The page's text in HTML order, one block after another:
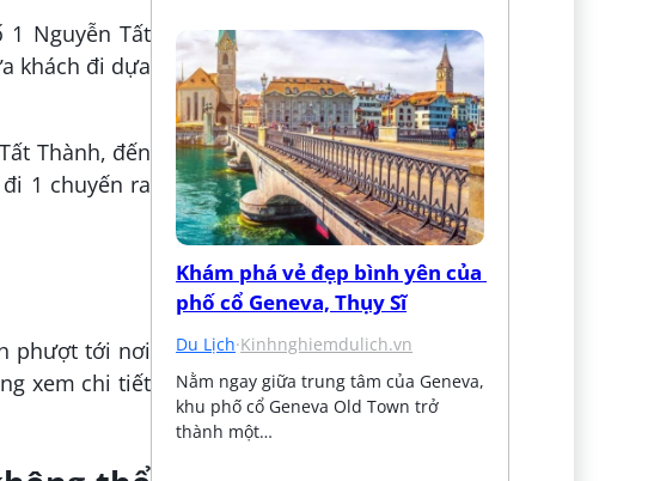
Nguyễn Tất
khách đi dựa
Thành, đến
1 chuyến ra
phượt tới nơi
xem chi tiết
Khám phá vẻ đẹp bình yên của
phố cổ Geneva, Thụy Sĩ
Du Lịch·Kinhnghiemdulich.vn
Nằm ngay giữa trung tâm của Geneva,
khu phố cổ Geneva Old Town trở
thành một…